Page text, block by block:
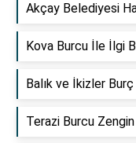
Akçay Belediyesi
Kova Burcu İle İlgi
Balık ve İkizler
Terazi Burcu